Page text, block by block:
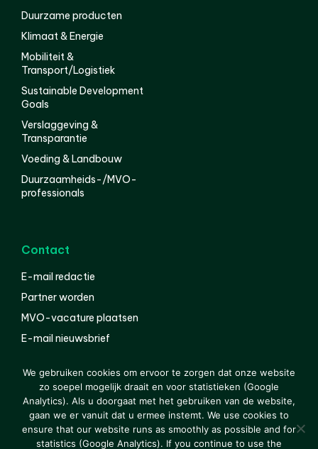
Duurzame producten
Klimaat & Energie
Mobiliteit &
Transport/Logistiek
Sustainable Development
Goals
Verslaggeving &
Transparantie
Voeding & Landbouw
Duurzaamheids-/MVO-
professionals
Contact
E-mail redactie
Partner worden
MVO-vacature plaatsen
E-mail nieuwsbrief
© 2000-2026 Van der Molen EIS Colofon
Disclaimer
Privacy
We gebruiken cookies om ervoor te zorgen dat onze website
zo soepel mogelijk draait en voor statistieken (Google
Analytics). Als u doorgaat met het gebruiken van de website,
gaan we er vanuit dat u ermee instemt. We use cookies to
ensure that our website runs as smoothly as possible and for
statistics (Google Analytics). If you continue to use the